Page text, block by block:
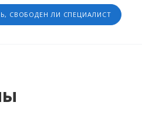
СВОБОДЕН ЛИ СПЕЦИАЛИСТ